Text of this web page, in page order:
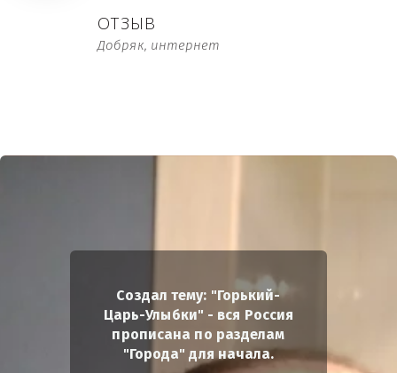
ОТЗЫВ
Добряк, интернет
Создал тему: "Горький-
Царь-Улыбки" - вся Россия
прописана по разделам
"Города" для начала.